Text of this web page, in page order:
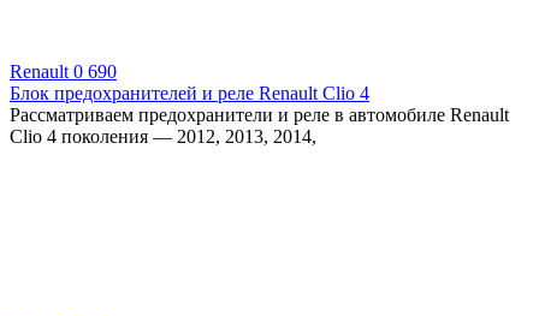
Renault 0 690
Блок предохранителей и реле Renault Clio 4
Рассматриваем предохранители и реле в автомобиле Renault
Clio 4 поколения — 2012, 2013, 2014,